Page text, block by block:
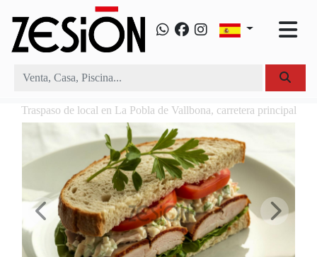
Traspaso de local en La Pobla de Vallbona, carretera principal